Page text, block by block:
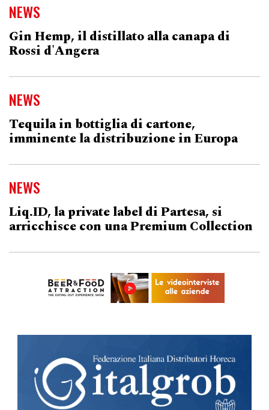
NEWS
Gin Hemp, il distillato alla canapa di
Rossi d'Angera
NEWS
Tequila in bottiglia di cartone,
imminente la distribuzione in Europa
NEWS
Liq.ID, la private label di Partesa, si
arricchisce con una Premium Collection